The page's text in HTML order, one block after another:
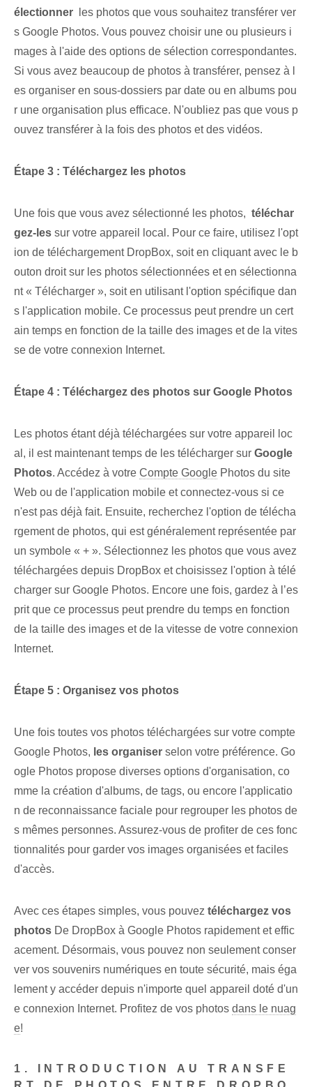
électionner ‌ les ‌photos que⁢ vous souhaitez transférer ⁢ver
s Google Photos. Vous pouvez choisir une ou plusieurs i
mages à l'aide des options de sélection correspondantes.
Si vous avez beaucoup de photos à transférer, pensez à l
es organiser en sous-dossiers par date ou en albums pou
r une organisation plus efficace. N'oubliez pas que vous p
ouvez transférer à la fois des photos et des vidéos.
Étape 3 : Téléchargez⁤ les photos
Une fois que vous avez‌ sélectionné les‍ photos, ⁣ téléchar
gez-les sur votre appareil local. Pour ce faire, utilisez l'opt
ion de téléchargement DropBox, soit en cliquant avec le b
outon droit sur les photos sélectionnées et en sélectionna
nt « Télécharger », soit en utilisant l'option spécifique dan
s l'application mobile. Ce processus peut prendre un cert
ain temps en fonction de la taille des images et de la vites
se de votre connexion Internet.
Étape 4 : Téléchargez des photos sur Google Photos
Les photos étant déjà téléchargées sur votre appareil loc
al, il est maintenant temps de les télécharger sur Google⁢
Photos. Accédez à votre Compte Google Photos du site
Web ou de l'application mobile et connectez-vous si ce
n'est pas déjà fait. Ensuite, recherchez l'option de télécha
rgement de photos⁤, qui est généralement représentée par
un symbole « + »⁤. Sélectionnez‌ les⁤ photos que vous avez
téléchargées depuis DropBox et choisissez l'option⁢ à télé
charger‌ sur Google Photos. Encore une fois, gardez à l’es
prit que ce processus peut prendre du temps en fonction
de la taille des images et de la vitesse de votre connexion
Internet.
Étape 5 : Organisez vos photos
Une fois toutes vos photos téléchargées sur votre compte
Google Photos, les organiser selon votre préférence. Go
ogle⁢ Photos propose diverses options d'organisation, co
mme la création d'albums, de tags, ou encore⁢ l'applicatio
n de reconnaissance faciale pour regrouper les photos de
s mêmes personnes. Assurez-vous de profiter de ces fonc
tionnalités‌ pour garder⁣ vos images organisées et ⁢faciles
d'accès.
Avec ces étapes simples,⁤ vous pouvez⁤ téléchargez vos ⁤
photos De DropBox à Google Photos rapidement et effic
acement. Désormais, vous pouvez non seulement conser
ver vos souvenirs numériques en toute sécurité, mais éga
lement y accéder depuis n'importe quel appareil doté d'un
e connexion Internet. Profitez de vos photos dans le nuag
e!
1. INTRODUCTION AU ‌TRANSFE